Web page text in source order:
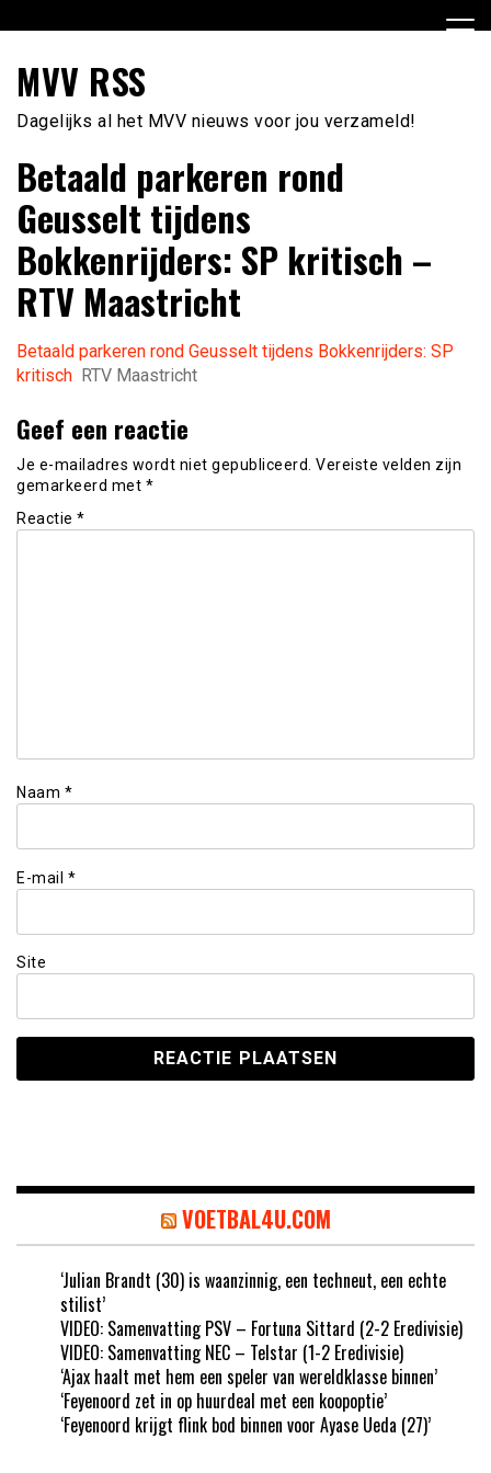
naar
inhoud
MVV RSS
Dagelijks al het MVV nieuws voor jou verzameld!
Betaald parkeren rond
Geusselt tijdens
Bokkenrijders: SP kritisch –
RTV Maastricht
Betaald parkeren rond Geusselt tijdens Bokkenrijders: SP
kritisch RTV Maastricht
Geef een reactie
Je e-mailadres wordt niet gepubliceerd. Vereiste velden zijn
gemarkeerd met *
Reactie *
Naam *
E-mail *
Site
VOETBAL4U.COM
‘Julian Brandt (30) is waanzinnig, een techneut, een echte
stilist’
VIDEO: Samenvatting PSV – Fortuna Sittard (2-2 Eredivisie)
VIDEO: Samenvatting NEC – Telstar (1-2 Eredivisie)
‘Ajax haalt met hem een speler van wereldklasse binnen’
‘Feyenoord zet in op huurdeal met een koopoptie’
‘Feyenoord krijgt flink bod binnen voor Ayase Ueda (27)’